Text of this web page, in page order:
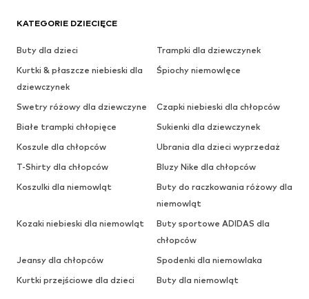
KATEGORIE DZIECIĘCE
Buty dla dzieci
Trampki dla dziewczynek
Kurtki & płaszcze niebieski dla
dziewczynek
Śpiochy niemowlęce
Swetry różowy dla dziewczyne
Czapki niebieski dla chłopców
Białe trampki chłopięce
Sukienki dla dziewczynek
Koszule dla chłopców
Ubrania dla dzieci wyprzedaż
T-Shirty dla chłopców
Bluzy Nike dla chłopców
Koszulki dla niemowląt
Buty do raczkowania różowy dla
niemowląt
Kozaki niebieski dla niemowląt
Buty sportowe ADIDAS dla
chłopców
Jeansy dla chłopców
Spodenki dla niemowlaka
Kurtki przejściowe dla dzieci
Buty dla niemowląt